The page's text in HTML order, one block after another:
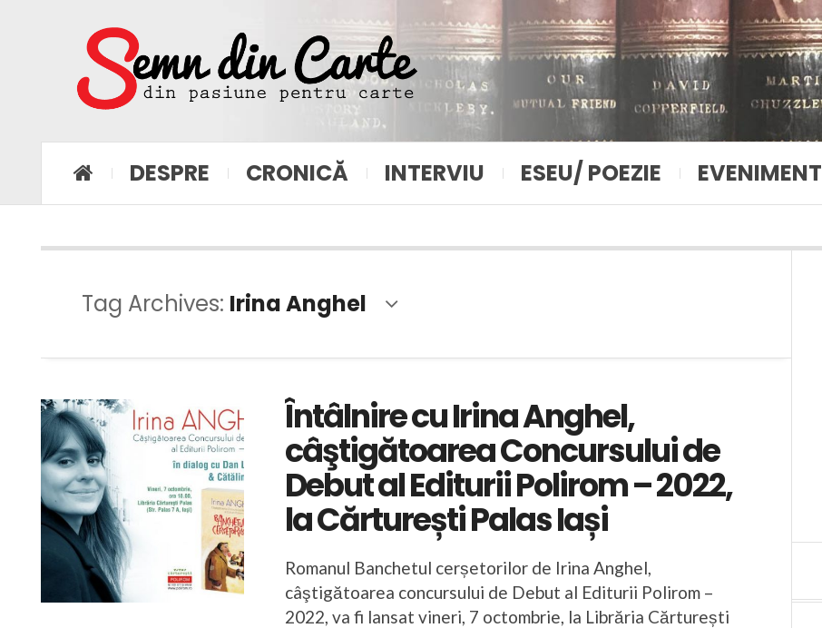
DESPRE CRONICĂ INTERVIU ESEU/ POEZIE EVENIMENT
Tag Archives: Irina Anghel
Întâlnire cu Irina Anghel,
câştigătoarea Concursului de
Debut al Editurii Polirom – 2022,
la Cărturești Palas Iași
Romanul Banchetul cerșetorilor de Irina Anghel,
câştigătoarea concursului de Debut al Editurii Polirom –
2022, va fi lansat vineri, 7 octombrie, la Librăria Cărturești